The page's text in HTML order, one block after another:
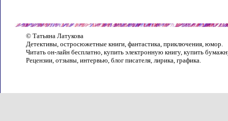
© Татьяна Латукова
Детективы, остросюжетные книги, фантастика, приключения, юмор.
Читать он-лайн бесплатно, купить электронную книгу, купить
Рецензии, отзывы, интервью, блог писателя, лирика, графика.